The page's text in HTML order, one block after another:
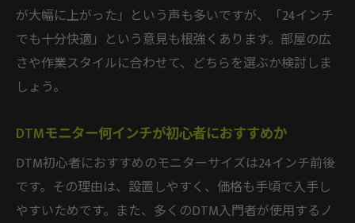
が大幅に上がった」という声も多いですが、「24インチ
でも十分快適」という意見も根強くあります。部屋の広
さや作業スタイルに合わせて、どちらを選ぶか検討しま
しょう。
DTMモニター何インチが初心者におすすめか
DTM初心者におすすめのモニターサイズは24インチ前後
です。その理由は、設置しやすく、価格も手頃で入手し
やすいためです。また、多くのDTM入門者が使用するノ